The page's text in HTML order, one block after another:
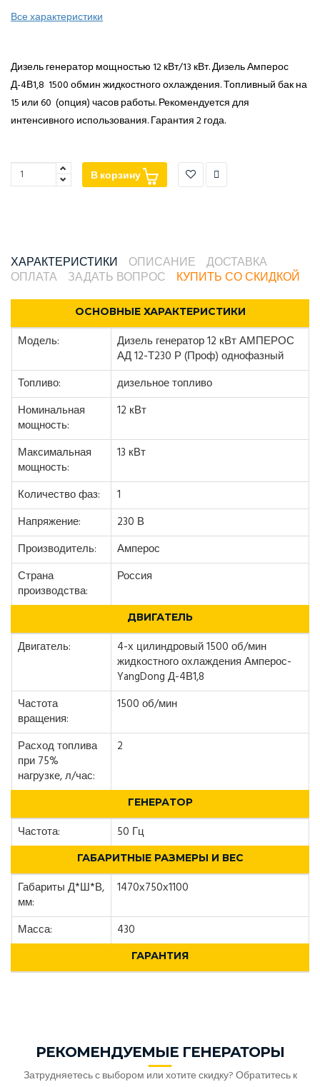
Все характеристики
Дизель генератор мощностью 12 кВт/13 кВт. Дизель Амперос
Д-4В1,8 1500 обмин жидкостного охлаждения. Топливный бак на
15 или 60 (опция) часов работы. Рекомендуется для
интенсивного использования. Гарантия 2 года.
В корзину
ХАРАКТЕРИСТИКИ ОПИСАНИЕ
ДОСТАВКА
ОПЛАТА
ЗАДАТЬ ВОПРОС КУПИТЬ СО СКИДКОЙ
ОСНОВНЫЕ ХАРАКТЕРИСТИКИ
Модель:
Дизель генератор 12 кВт АМПЕРОС
АД 12-Т230 Р (Проф) однофазный
Топливо:
дизельное топливо
Номинальная
мощность:
12 кВт
Максимальная
мощность:
13 кВт
Количество фаз:
1
Напряжение:
230 В
Производитель:
Амперос
Страна
производства:
Россия
ДВИГАТЕЛЬ
Двигатель:
4-х цилиндровый 1500 об/мин
жидкостного охлаждения Амперос-
YangDong Д-4В1,8
Частота
вращения:
1500 об/мин
Расход топлива
при 75%
нагрузке, л/час:
2
ГЕНЕРАТОР
Частота: 50 Гц
ГАБАРИТНЫЕ РАЗМЕРЫ И ВЕС
Габариты Д*Ш*В,
мм:
1470х750х1100
Масса: 430
ГАРАНТИЯ
РЕКОМЕНДУЕМЫЕ ГЕНЕРАТОРЫ
Затрудняетесь с выбором или хотите скидку? Обратитесь к